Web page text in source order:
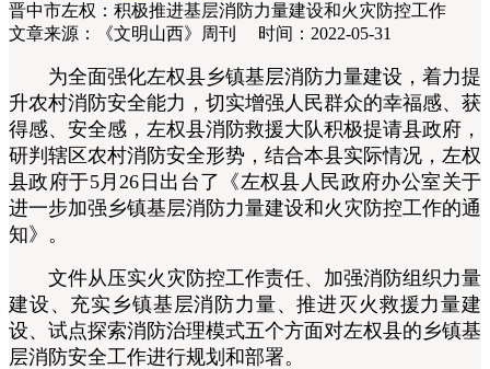
晋中市左权：积极推进基层消防力量建设和火灾防控工作
文章来源：《文明山西》周刊 时间：2022-05-31
为全面强化左权县乡镇基层消防力量建设，着力提
升农村消防安全能力，切实增强人民群众的幸福感、获
得感、安全感，左权县消防救援大队积极提请县政府，
研判辖区农村消防安全形势，结合本县实际情况，左权
县政府于5月26日出台了《左权县人民政府办公室关于
进一步加强乡镇基层消防力量建设和火灾防控工作的通
知》。
文件从压实火灾防控工作责任、加强消防组织力量
建设、充实乡镇基层消防力量、推进灭火救援力量建
设、试点探索消防治理模式五个方面对左权县的乡镇基
层消防安全工作进行规划和部署。